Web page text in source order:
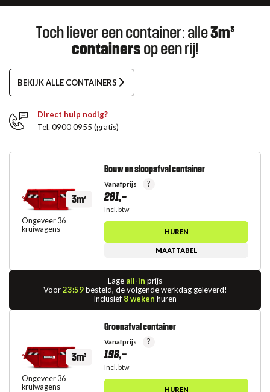
Toch liever een container: alle3m³
containers op een rij!
BEKIJK ALLE CONTAINERS
Direct hulp nodig?
Tel. 0900 0955 (gratis)
3m³
Ongeveer 36
kruiwagens
Bouw en sloopafval container
Vanafprijs ?
281,-
Incl. btw
HUREN
MAATTABEL
Lage all-in prijs
Voor23:59besteld, de volgende werkdag geleverd!
Inclusief 8 weken huren
3m³
Ongeveer 36
kruiwagens
Groenafval container
Vanafprijs ?
198,-
Incl. btw
HUREN